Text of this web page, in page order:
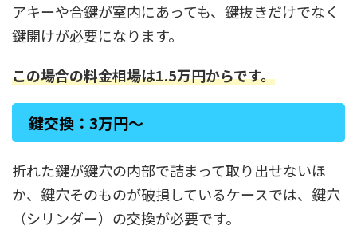
アキーや合鍵が室内にあっても、鍵抜きだけでなく
鍵開けが必要になります。
この場合の料金相場は1.5万円からです。
鍵交換：3万円～
折れた鍵が鍵穴の内部で詰まって取り出せないほ
か、鍵穴そのものが破損しているケースでは、鍵穴
（シリンダー）の交換が必要です。